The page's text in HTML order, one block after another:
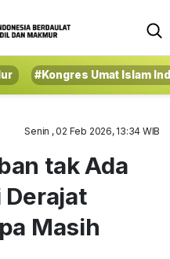
#Kongres Umat Islam
Senin , 02 Feb 2026, 13:34 WIB
tak Ada
Masih